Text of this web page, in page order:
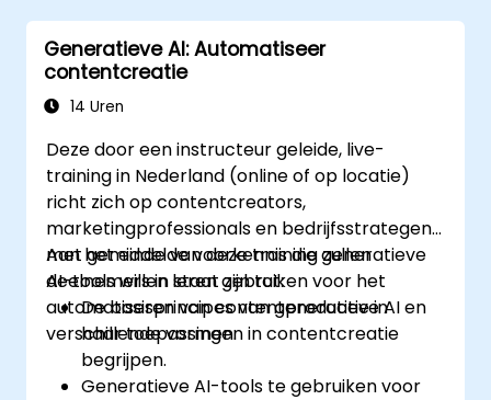
binnen webapplicaties.
Generatieve AI: Automatiseer
contentcreatie
14 Uren
Deze door een instructeur geleide, live-
training in Nederland (online of op locatie)
richt zich op contentcreators,
marketingprofessionals en bedrijfsstrategen
met gemiddelde voorkennis die generatieve
AI-tools willen leren gebruiken voor het
automatiseren van contentproductie in
verschillende vormen.
Aan het einde van deze training zullen
deelnemers in staat zijn tot:
De basisprincipes van generatieve AI en
haar toepassingen in contentcreatie
begrijpen.
Generatieve AI-tools te gebruiken voor